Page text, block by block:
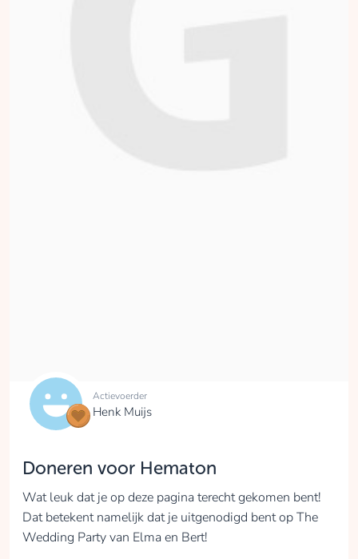
Actievoerder
Henk Muijs
Doneren voor Hematon
Wat leuk dat je op deze pagina terecht gekomen bent!
Dat betekent namelijk dat je uitgenodigd bent op The
Wedding Party van Elma en Bert!